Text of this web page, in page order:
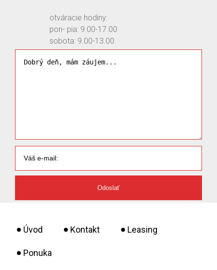
otváracie hodiny:
pon- pia: 9.00-17.00
sobota: 9.00-13.00
Úvod Kontakt Leasing
Ponuka